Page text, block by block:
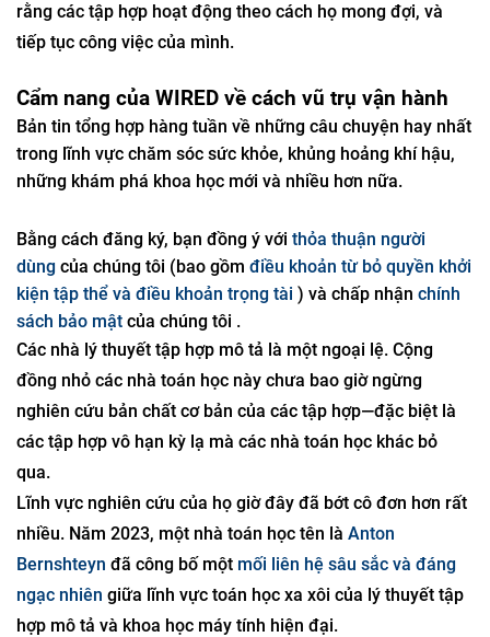
rằng các tập hợp hoạt động theo cách họ mong đợi, và
tiếp tục công việc của mình.
Cẩm nang của WIRED về cách vũ trụ vận hành
Bản tin tổng hợp hàng tuần về những câu chuyện hay nhất
trong lĩnh vực chăm sóc sức khỏe, khủng hoảng khí hậu,
những khám phá khoa học mới và nhiều hơn nữa.
Bằng cách đăng ký, bạn đồng ý với thỏa thuận người
dùng của chúng tôi (bao gồm điều khoản từ bỏ quyền khởi
kiện tập thể và điều khoản trọng tài ) và chấp nhận chính
sách bảo mật của chúng tôi .
Các nhà lý thuyết tập hợp mô tả là một ngoại lệ. Cộng
đồng nhỏ các nhà toán học này chưa bao giờ ngừng
nghiên cứu bản chất cơ bản của các tập hợp—đặc biệt là
các tập hợp vô hạn kỳ lạ mà các nhà toán học khác bỏ
qua.
Lĩnh vực nghiên cứu của họ giờ đây đã bớt cô đơn hơn rất
nhiều. Năm 2023, một nhà toán học tên là Anton
Bernshteyn đã công bố một mối liên hệ sâu sắc và đáng
ngạc nhiên giữa lĩnh vực toán học xa xôi của lý thuyết tập
hợp mô tả và khoa học máy tính hiện đại.